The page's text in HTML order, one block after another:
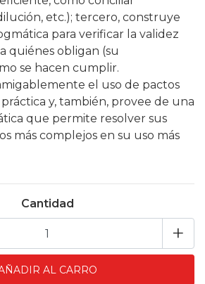
etc.); tercero, construye
para verificar la validez
quiénes obligan (su
se hacen cumplir.
el uso de pactos
práctica y, también, provee de una
que permite resolver sus
más complejos en su uso más
Cantidad
+